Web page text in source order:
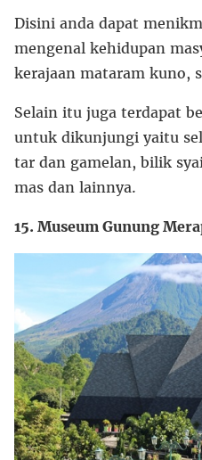
Disini anda dapat
mengenal kehidupan
kerajaan mataram kuno,
Selain itu juga terdapat
untuk dikunjungi yaitu
tar dan gamelan, bilik
mas dan lainnya.
15. Museum Gunung